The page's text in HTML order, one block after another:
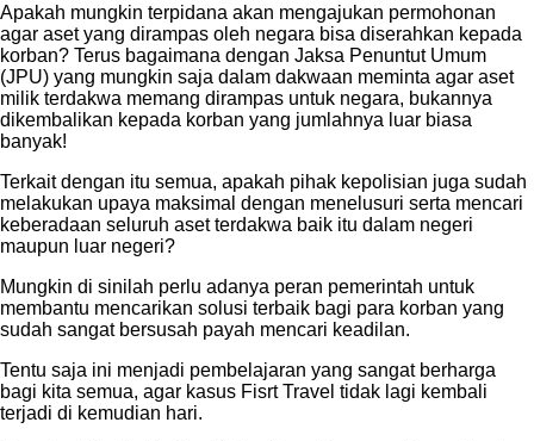
Apakah mungkin terpidana akan mengajukan permohonan
agar aset yang dirampas oleh negara bisa diserahkan kepada
korban? Terus bagaimana dengan Jaksa Penuntut Umum
(JPU) yang mungkin saja dalam dakwaan meminta agar aset
milik terdakwa memang dirampas untuk negara, bukannya
dikembalikan kepada korban yang jumlahnya luar biasa
banyak!
Terkait dengan itu semua, apakah pihak kepolisian juga sudah
melakukan upaya maksimal dengan menelusuri serta mencari
keberadaan seluruh aset terdakwa baik itu dalam negeri
maupun luar negeri?
Mungkin di sinilah perlu adanya peran pemerintah untuk
membantu mencarikan solusi terbaik bagi para korban yang
sudah sangat bersusah payah mencari keadilan.
Tentu saja ini menjadi pembelajaran yang sangat berharga
bagi kita semua, agar kasus Fisrt Travel tidak lagi kembali
terjadi di kemudian hari.